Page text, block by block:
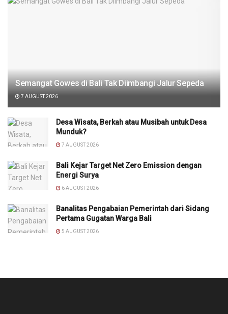
Semangat Gowes di Bali Tak Diimbangi Jalur Sepeda
7 AUGUST 2026
Desa Wisata, Berkah atau Musibah untuk Desa
Munduk?
7 AUGUST 2026
Bali Kejar Target Net Zero Emission dengan
Energi Surya
6 AUGUST 2026
Banalitas Pengabaian Pemerintah dari Sidang
Pertama Gugatan Warga Bali
5 AUGUST 2026